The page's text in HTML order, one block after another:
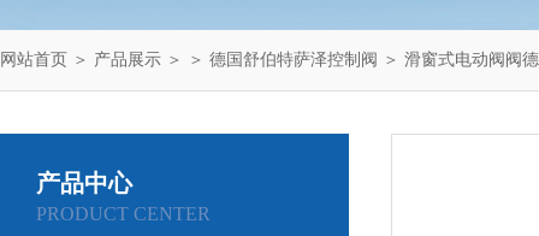
网站首页 ＞ 产品展示 ＞ ＞ 德国舒伯特萨泽控制阀 ＞ 滑窗式电动阀阀
产品中心
PRODUCT CENTER